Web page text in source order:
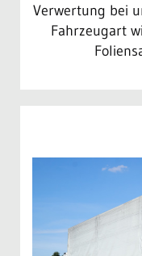
Verwertung bei
Fahrzeugart